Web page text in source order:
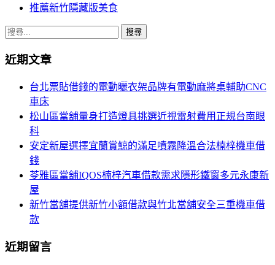
推薦新竹隱藏版美食
搜
關
近期文章
台北票貼借錢的電動曬衣架品牌有電動麻將桌輔助CNC
車床
松山區當舖量身打造燈具挑選近視雷射費用正規台南眼
科
安定新屋選擇宜蘭賞鯨的滿足噴霧降溫合法楠梓機車借
錢
苓雅區當舖IQOS楠梓汽車借款需求隱形鐵窗多元永康新
屋
新竹當舖提供新竹小額借款與竹北當舖安全三重機車借
款
近期留言